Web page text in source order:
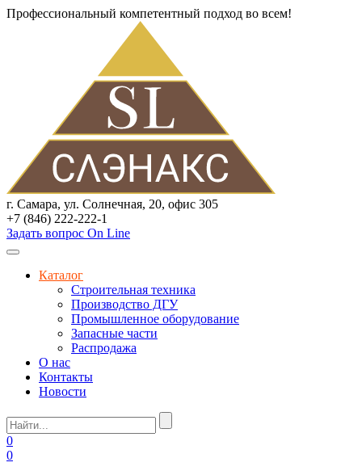
Профессиональный компетентный подход во всем!
г. Самара, ул. Солнечная, 20, офис 305
+7 (846) 222-222-1
Задать вопрос On Line
Каталог
Строительная техника
Производство ДГУ
Промышленное оборудование
Запасные части
Распродажа
О нас
Контакты
Новости
0
0